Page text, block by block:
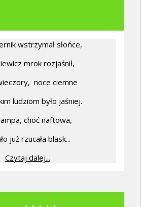
wstrzymał słońce,
mrok rozjaśnił,
noce ciemne
ludziom było jaśniej.
choć naftowa,
już rzucała blask...
Czytaj dalej...